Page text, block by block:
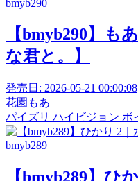
bmyb290
【bmyb290】も
な君と。】
発売日: 2026-05-21 00:00:08
花園もあ
パイズリ ハイビジョン ボ
bmyb289
【bmyb289】ひ